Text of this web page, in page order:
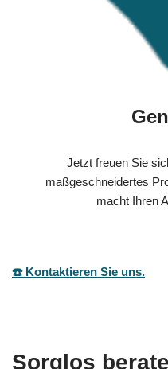
Jetzt freuen Sie
maßgeschneidertes
macht Ihren
☎️ Kontaktieren Sie uns.
Sorglos